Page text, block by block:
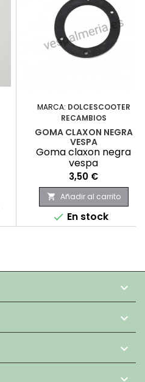
MARCA: DOLCESCOOTER
RECAMBIOS
GOMA CLAXON NEGRA
VESPA
Goma claxon negra
vespa
Precio
3,50 €
 Añadir al carrito
 En stock


